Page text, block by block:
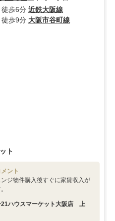
徒歩6分 近鉄大阪線
徒歩9分 大阪市谷町線
ト
ント
ジ物件購入後すぐに家賃収入が
21ハウスマーケット大阪店 上